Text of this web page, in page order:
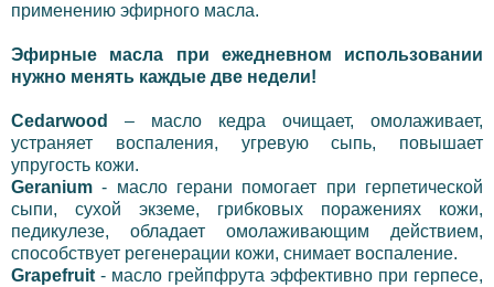
применению эфирного масла.
Эфирные масла при ежедневном использовании
нужно менять каждые две недели!
Cedarwood – масло кедра очищает, омолаживает,
устраняет воспаления, угревую сыпь, повышает
упругость кожи.
Geranium- масло герани помогает при герпетической
сыпи, сухой экземе, грибковых поражениях кожи,
педикулезе, обладает омолаживающим действием,
способствует регенерации кожи, снимает воспаление.
Grapefruit - масло грейпфрута эффективно при герпесе,